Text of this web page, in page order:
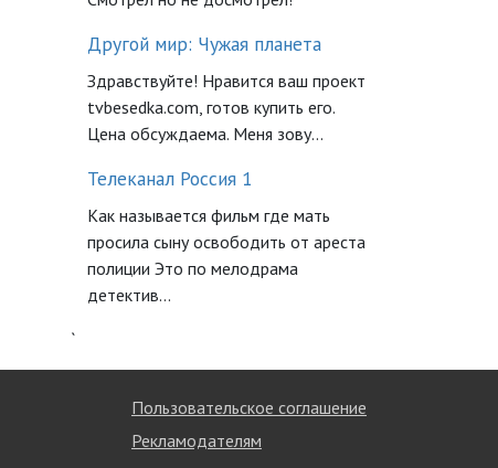
Другой мир: Чужая планета
Здравствуйте! Нравится ваш проект
tvbesedka.com, готов купить его.
Цена обсуждаема. Меня зову...
Телеканал Россия 1
Как называется фильм где мать
просила сыну освободить от ареста
полиции Это по мелодрама
детектив...
`
Пользовательское соглашение
Рекламодателям